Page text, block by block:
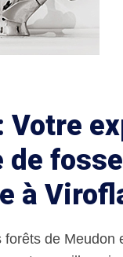
Votre
de fosse
à
forêts de Meudon